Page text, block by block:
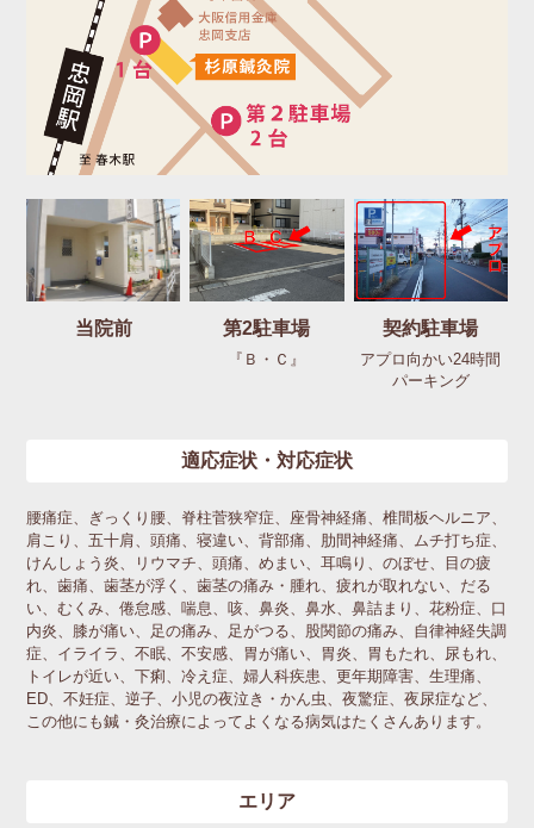
当院前 第2駐車場
『Ｂ・Ｃ』
契約駐車場
アプロ向かい24時間
パーキング
適応症状・対応症状
腰痛症、ぎっくり腰、脊柱菅狭窄症、座骨神経痛、椎間板ヘルニア、
肩こり、五十肩、頭痛、寝違い、背部痛、肋間神経痛、ムチ打ち症、
けんしょう炎、リウマチ、頭痛、めまい、耳鳴り、のぼせ、目の疲
れ、歯痛、歯茎が浮く、歯茎の痛み・腫れ、疲れが取れない、だる
い、むくみ、倦怠感、喘息、咳、鼻炎、鼻水、鼻詰まり、花粉症、口
内炎、膝が痛い、足の痛み、足がつる、股関節の痛み、自律神経失調
症、イライラ、不眠、不安感、胃が痛い、胃炎、胃もたれ、尿もれ、
トイレが近い、下痢、冷え症、婦人科疾患、更年期障害、生理痛、
ED、不妊症、逆子、小児の夜泣き・かん虫、夜驚症、夜尿症など、
この他にも鍼・灸治療によってよくなる病気はたくさんあります。
エリア